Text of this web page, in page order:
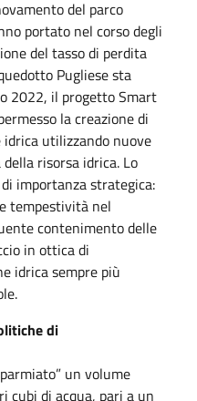
del parco
portato nel corso degli
del tasso di perdita
Pugliese sta
2022, il progetto Smart
la creazione di
utilizzando nuove
risorsa idrica. Lo
importanza strategica:
tempestività nel
contenimento delle
in ottica di
idrica sempre più
di
un volume
cubi di acqua, pari a un